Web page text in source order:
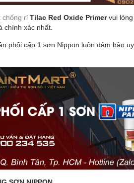
chống rỉ Tilac Red Oxide Primervui lòng
chính xác nhất.
phối cấp 1 sơn Nippon luôn đảm bảo